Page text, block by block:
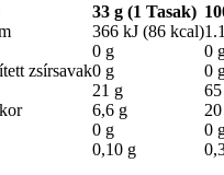
33 g (1 Tasak)
366 kJ (86 kcal)
zsírsavak
0 g
0 g
0
0
21 g
6,6 g
0 g
0
0,10 g